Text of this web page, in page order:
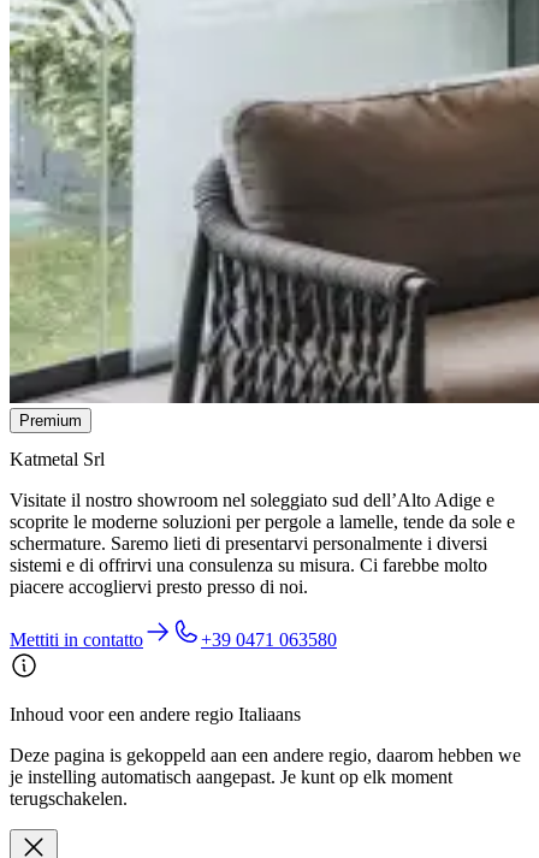
Premium
Katmetal Srl
Visitate il nostro showroom nel soleggiato sud dell’Alto Adige e
scoprite le moderne soluzioni per pergole a lamelle, tende da sole e
schermature. Saremo lieti di presentarvi personalmente i diversi
sistemi e di offrirvi una consulenza su misura. Ci farebbe molto
piacere accogliervi presto presso di noi.
Mettiti in contatto +39 0471 063580